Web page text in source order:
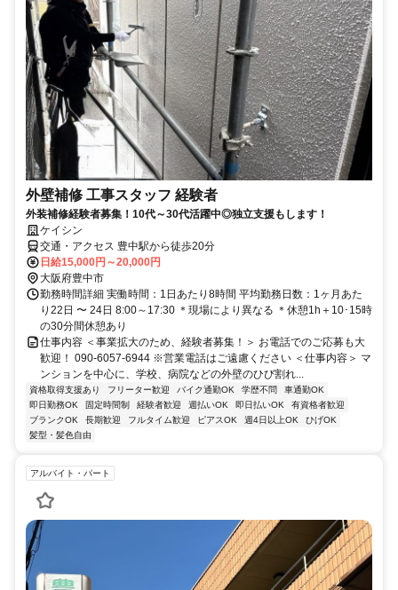
外壁補修 工事スタッフ 経験者
外装補修経験者募集！10代～30代活躍中◎独立支援もします！
ケイシン
交通・アクセス 豊中駅から徒歩20分
日給15,000円～20,000円
大阪府豊中市
勤務時間詳細 実働時間：1日あたり8時間 平均勤務日数：1ヶ月あた
り22日 〜 24日 8:00～17:30 ＊現場により異なる ＊休憩1h＋10･15時
の30分間休憩あり
仕事内容 ＜事業拡大のため、経験者募集！＞ お電話でのご応募も大
歓迎！ 090-6057-6944 ※営業電話はご遠慮ください ＜仕事内容＞ マ
ンションを中心に、学校、病院などの外壁のひび割れ...
資格取得支援あり フリーター歓迎 バイク通勤OK 学歴不問
車通勤OK
即日勤務OK
固定時間制 経験者歓迎 週払いOK 即日払いOK
有資格者歓迎
ブランクOK
長期歓迎 フルタイム歓迎 ピアスOK 週4日以上OK
ひげOK
髪型・髪色自由
アルバイト・パート